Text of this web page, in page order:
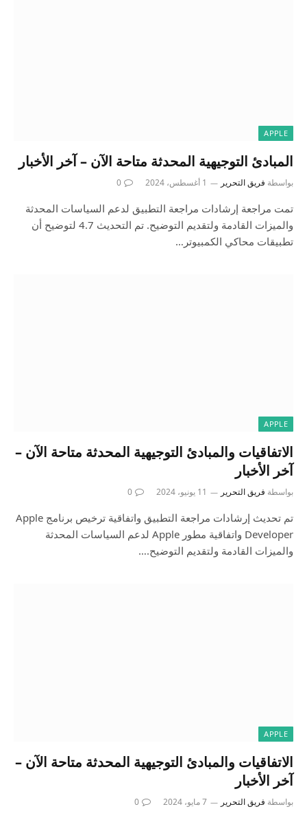
APPLE
المبادئ التوجيهية المحدثة متاحة الآن – آخر الأخبار
بواسطة فريق التحرير 1 أغسطس، 2024 0
تمت مراجعة إرشادات مراجعة التطبيق لدعم السياسات المحدثة
والميزات القادمة ولتقديم التوضيح. تم التحديث 4.7 لتوضيح أن
تطبيقات محاكي الكمبيوتر…
APPLE
الاتفاقيات والمبادئ التوجيهية المحدثة متاحة الآن –
آخر الأخبار
بواسطة فريق التحرير 11 يونيو، 2024 0
تم تحديث إرشادات مراجعة التطبيق واتفاقية ترخيص برنامج Apple
Developer واتفاقية مطور Apple لدعم السياسات المحدثة
والميزات القادمة ولتقديم التوضيح.…
APPLE
الاتفاقيات والمبادئ التوجيهية المحدثة متاحة الآن –
آخر الأخبار
بواسطة فريق التحرير 7 مايو، 2024 0